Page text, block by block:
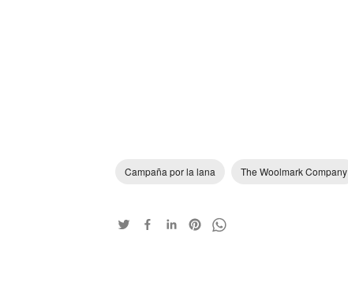
Campaña por la lana The Woolmark Company